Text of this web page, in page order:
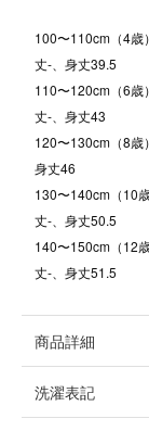
100〜110cm（4歳
丈-、身丈39.5
110〜120cm（6歳
丈-、身丈43
120〜130cm（8歳
身丈46
130〜140cm（10
丈-、身丈50.5
140〜150cm（12
丈-、身丈51.5
商品詳細
洗濯表記